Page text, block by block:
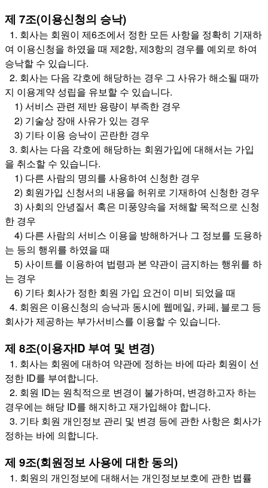
제 7조(이용신청의 승낙)
1. 회사는 회원이 제6조에서 정한 모든 사항을 정확히 기재하
여 이용신청을 하였을 때 제2항, 제3항의 경우를 예외로 하여
승낙할 수 있습니다.
2. 회사는 다음 각호에 해당하는 경우 그 사유가 해소될 때까
지 이용계약 성립을 유보할 수 있습니다.
1) 서비스 관련 제반 용량이 부족한 경우
2) 기술상 장애 사유가 있는 경우
3) 기타 이용 승낙이 곤란한 경우
3. 회사는 다음 각호에 해당하는 회원가입에 대해서는 가입
을 취소할 수 있습니다.
1) 다른 사람의 명의를 사용하여 신청한 경우
​ 2) 회원가입 신청서의 내용을 허위로 기재하여 신청한 경우
3) 사회의 안녕질서 혹은 미풍양속을 저해할 목적으로 신청
한 경우
4) 다른 사람의 서비스 이용을 방해하거나 그 정보를 도용하
는 등의 행위를 하였을 때
5) 사이트를 이용하여 법령과 본 약관이 금지하는 행위를 하
는 경우
6) 기타 회사가 정한 회원 가입 요건이 미비 되었을 때
4. 회원은 이용신청의 승낙과 동시에 웹메일, 카페, 블로그 등
회사가 제공하는 부가서비스를 이용할 수 있습니다.
제 8조(이용자ID 부여 및 변경)
1. 회사는 회원에 대하여 약관에 정하는 바에 따라 회원이 선
정한 ID를 부여합니다.
2. 회원 ID는 원칙적으로 변경이 불가하며, 변경하고자 하는
경우에는 해당 ID를 해지하고 재가입해야 합니다.
3. 기타 회원 개인정보 관리 및 변경 등에 관한 사항은 회사가
정하는 바에 의합니다.
제 9조(회원정보 사용에 대한 동의)
1. 회원의 개인정보에 대해서는 개인정보보호에 관한 법률